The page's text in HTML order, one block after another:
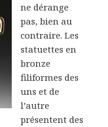
ne dérange
pas, bien au
contraire. Les
statuettes en
bronze
filiformes des
uns et de
l’autre
présentent des